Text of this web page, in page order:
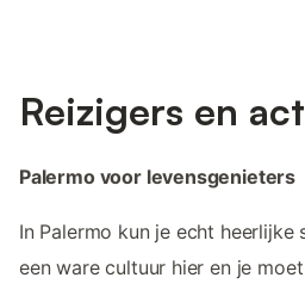
Reizigers en
Palermo voor levensgenieters
In Palermo kun je echt
een ware cultuur hier en je